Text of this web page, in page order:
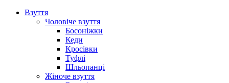
Взуття
Чоловіче взуття
Босоніжки
Кеди
Кросівки
Туфлі
Шльопанці
Жіноче взуття